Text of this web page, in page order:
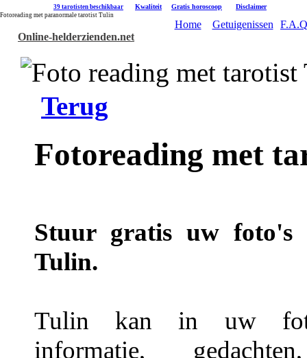
39 tarotisten beschikbaar Kwaliteit Gratis horoscoop Disclaimer
Fotoreading met paranormale tarotist Tulin
Online-helderzienden.net
Home Getuigenissen
Terug
Fotoreading met
Stuur gratis uw foto's
Tulin.
Tulin kan in uw
informatie,